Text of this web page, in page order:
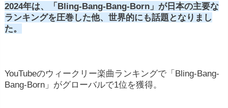
2024年は、「Bling‐Bang‐Bang‐Born」が日本の主要な
ランキングを圧巻した他、世界的にも話題となりまし
た。
YouTubeのウィークリー楽曲ランキングで「Bling-Bang-
Bang-Born」がグローバルで1位を獲得。